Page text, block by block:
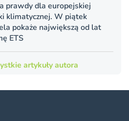
prawdy dla europejskiej
klimatycznej. W piątek
pokaże największą od lat
ETS
artykuły autora